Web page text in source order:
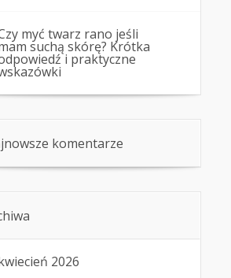
myć twarz rano jeśli
suchą skórę? Krótka
i praktyczne
komentarze
2026